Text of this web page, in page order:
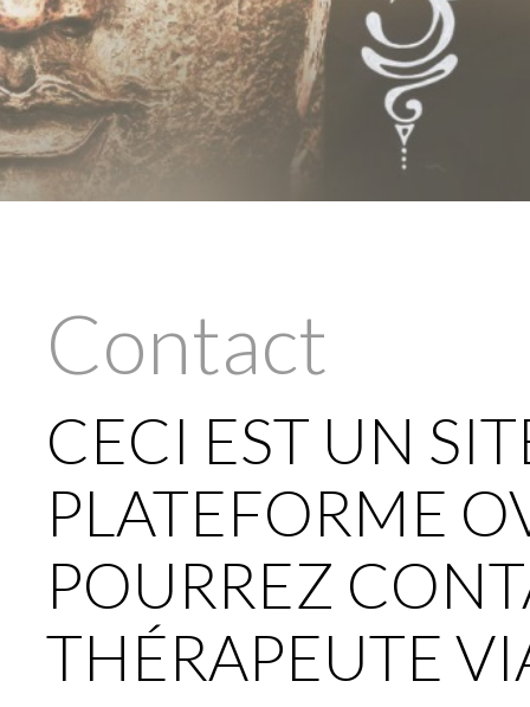
Contact
CECI EST UN
PLATEFORME
POURREZ
THÉRAPEUTE